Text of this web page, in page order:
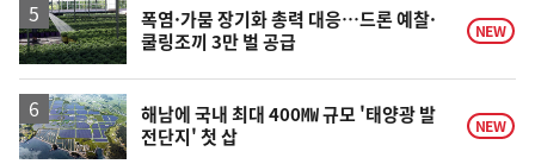
락
폭염·가뭄 장기화 총력 대응…드론 예찰·
쿨링조끼 3만 벌 공급
NEW
해남에 국내 최대 400㎿ 규모 '태양광 발
전단지' 첫 삽
NEW